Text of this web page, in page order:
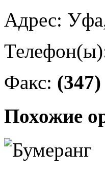
Адрес:
Факс:
Похожие